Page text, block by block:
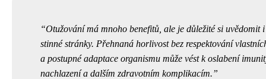
Otužování má mnoho benefitů, ale je důležité si uvědomit
stinné stránky. Přehnaná horlivost bez respektování
a postupné adaptace organismu může vést k oslabení
nachlazení a dalším zdravotním komplikacím.